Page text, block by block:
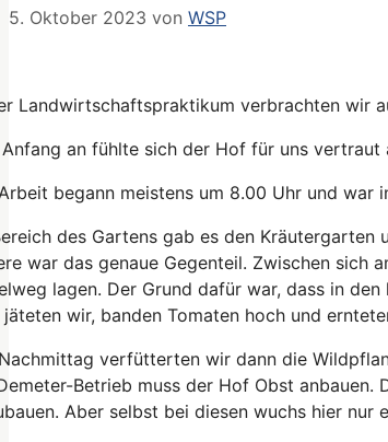
5. Oktober 2023 von WSP
Landwirtschaftspraktikum verbrachten wir
an fühlte sich der Hof für uns vertraut
begann meistens um 8.00 Uhr und war
des Gartens gab es den Kräutergarten
war das genaue Gegenteil. Zwischen sich
lagen. Der Grund dafür war, dass in
wir, banden Tomaten hoch und
verfütterten wir dann die
Betrieb muss der Hof Obst
Aber selbst bei diesen wuchs hier nur